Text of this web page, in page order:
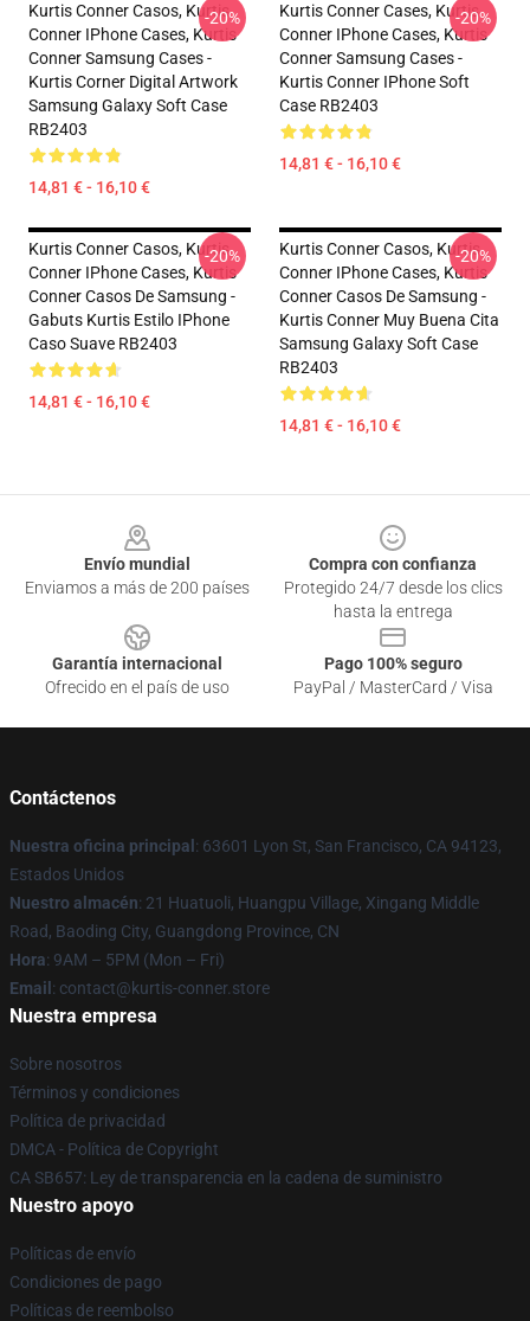
Kurtis Conner Casos, Kurtis
Conner IPhone Cases, Kurtis
Conner Samsung Cases -
Kurtis Corner Digital Artwork
Samsung Galaxy Soft Case
RB2403
14,81 € - 16,10 €
-20%
Kurtis Conner Cases, Kurtis
Conner IPhone Cases, Kurtis
Conner Samsung Cases -
Kurtis Conner IPhone Soft
Case RB2403
14,81 € - 16,10 €
-20%
Kurtis Conner Casos, Kurtis
Conner IPhone Cases, Kurtis
Conner Casos De Samsung -
Gabuts Kurtis Estilo IPhone
Caso Suave RB2403
14,81 € - 16,10 €
-20%
Kurtis Conner Casos, Kurtis
Conner IPhone Cases, Kurtis
Conner Casos De Samsung -
Kurtis Conner Muy Buena Cita
Samsung Galaxy Soft Case
RB2403
14,81 € - 16,10 €
-20%
Envío mundial
Enviamos a más de 200 países
Compra con confianza
Protegido 24/7 desde los clics
hasta la entrega
Garantía internacional
Ofrecido en el país de uso
Pago 100% seguro
PayPal / MasterCard / Visa
Contáctenos
Nuestra oficina principal : 63601 Lyon St, San Francisco, CA 94123,
Estados Unidos
Nuestro almacén: 21 Huatuoli, Huangpu Village, Xingang Middle
Road, Baoding City, Guangdong Province, CN
Hora: 9AM – 5PM (Mon – Fri)
Email : contact@kurtis-conner.store
Nuestra empresa
Sobre nosotros
Términos y condiciones
Política de privacidad
DMCA - Política de Copyright
CA SB657: Ley de transparencia en la cadena de suministro
Nuestro apoyo
Políticas de envío
Condiciones de pago
Políticas de reembolso